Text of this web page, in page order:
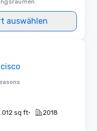
auswählen
sq ft• 2018